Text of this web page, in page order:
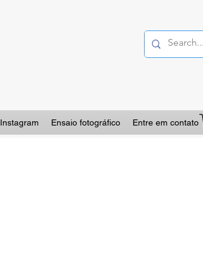
Instagram Ensaio fotográfico Entre em contato